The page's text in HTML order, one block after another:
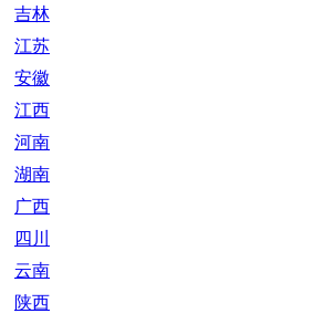
吉林
江苏
安徽
江西
河南
湖南
广西
四川
云南
陕西